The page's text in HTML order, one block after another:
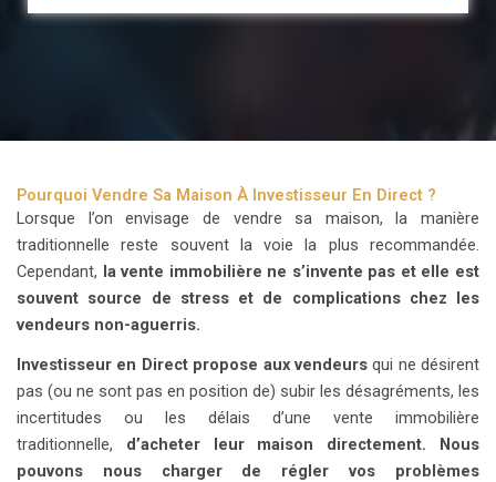
Pourquoi Vendre Sa Maison À Investisseur En Direct ?
Lorsque l’on envisage de vendre sa maison, la manière
traditionnelle reste souvent la voie la plus recommandée.
Cependant, la vente immobilière ne s’invente pas et elle est
souvent source de stress et de complications chez les
vendeurs non-aguerris.
Investisseur en Direct propose aux vendeursqui ne désirent
pas (ou ne sont pas en position de) subir les désagréments, les
incertitudes ou les délais d’une vente immobilière
traditionnelle, d’acheter leur maison directement. Nous
pouvons nous charger de régler vos problèmes